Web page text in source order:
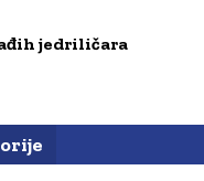
jedriličara